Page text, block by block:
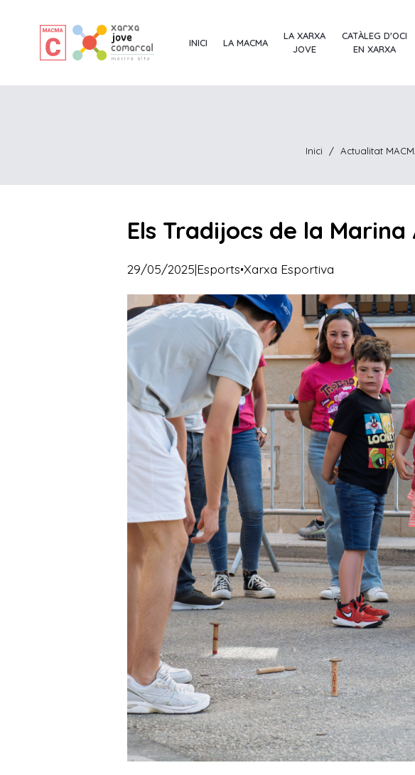
INICI LA MACMA
LA XARXA
JOVE
CATÀLEG D'OCI
EN XARXA
Inici / Actualitat
Els Tradijocs de la
29/05/2025|Esports·Xarxa Esportiva